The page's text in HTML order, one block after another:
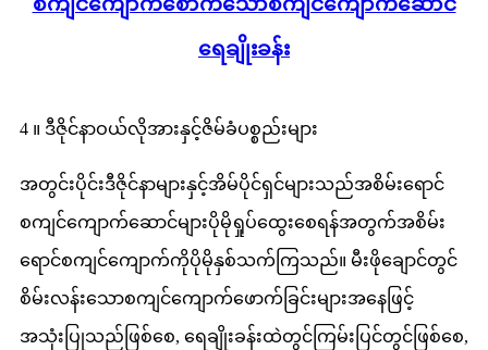
ရေချိုးခန်း
4 ။ ဒီဇိုင်နာဝယ်လိုအားနှင့်ဇိမ်ခံပစ္စည်းများ
အတွင်းပိုင်းဒီဇိုင်နာများနှင့်အိမ်ပိုင်ရှင်များသည်အစိမ်းရောင်
စကျင်ကျောက်ဆောင်များပိုမိုရှုပ်ထွေးစေရန်အတွက်အစိမ်း
ရောင်စကျင်ကျောက်ကိုပိုမိုနှစ်သက်ကြသည်။ မီးဖိုချောင်တွင်
စိမ်းလန်းသောစကျင်ကျောက်ဖောက်ခြင်းများအနေဖြင့်
အသုံးပြုသည်ဖြစ်စေ, ရေချိုးခန်းထဲတွင်ကြမ်းပြင်တွင်ဖြစ်စေ,